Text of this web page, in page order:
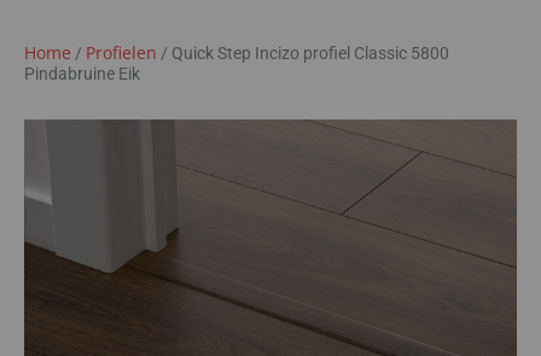
Home / Profielen / Quick Step Incizo profiel Classic 5800
Pindabruine Eik